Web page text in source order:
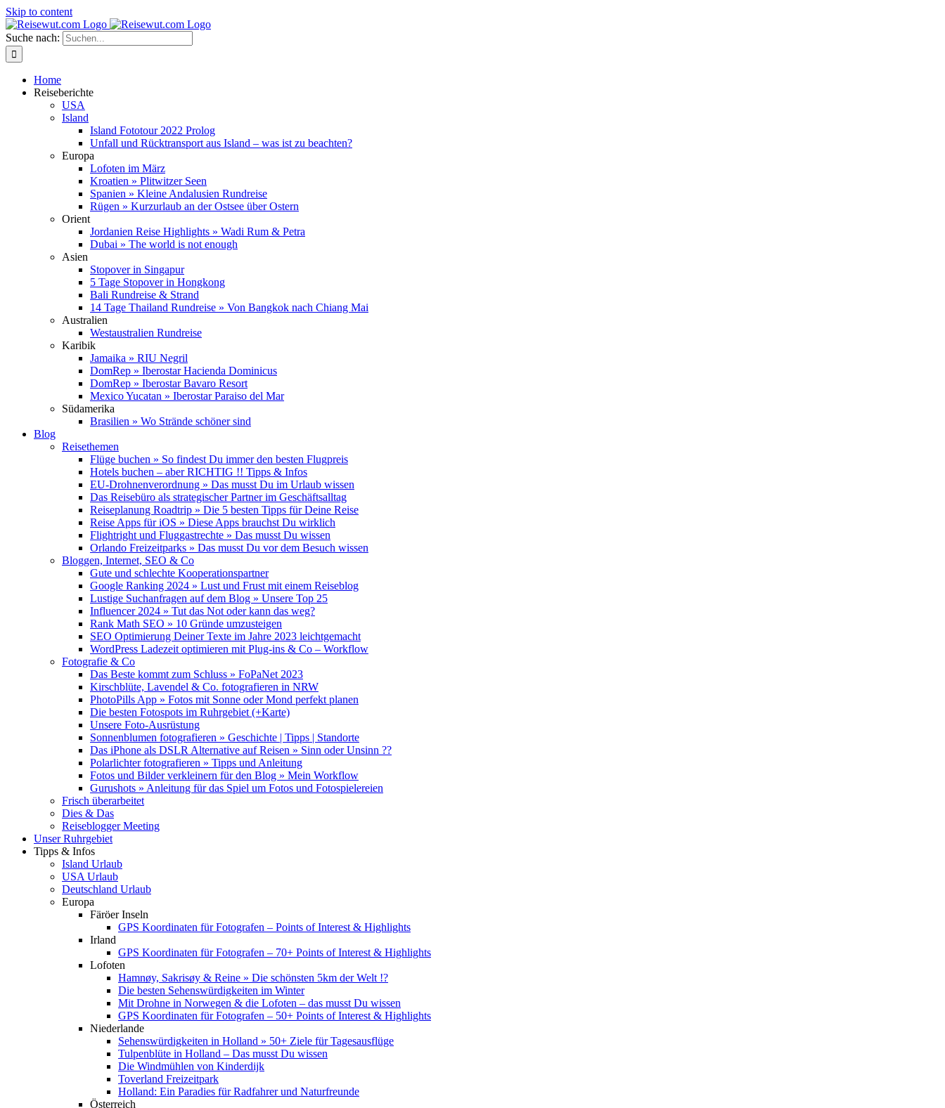
Skip to content
Suche nach:
Home
Reiseberichte
USA
Island
Island Fototour 2022 Prolog
Unfall und Rücktransport aus Island – was ist zu beachten?
Europa
Lofoten im März
Kroatien » Plitwitzer Seen
Spanien » Kleine Andalusien Rundreise
Rügen » Kurzurlaub an der Ostsee über Ostern
Orient
Jordanien Reise Highlights » Wadi Rum & Petra
Dubai » The world is not enough
Asien
Stopover in Singapur
5 Tage Stopover in Hongkong
Bali Rundreise & Strand
14 Tage Thailand Rundreise » Von Bangkok nach Chiang Mai
Australien
Westaustralien Rundreise
Karibik
Jamaika » RIU Negril
DomRep » Iberostar Hacienda Dominicus
DomRep » Iberostar Bavaro Resort
Mexico Yucatan » Iberostar Paraiso del Mar
Südamerika
Brasilien » Wo Strände schöner sind
Blog
Reisethemen
Flüge buchen » So findest Du immer den besten Flugpreis
Hotels buchen – aber RICHTIG !! Tipps & Infos
EU-Drohnenverordnung » Das musst Du im Urlaub wissen
Das Reisebüro als strategischer Partner im Geschäftsalltag
Reiseplanung Roadtrip » Die 5 besten Tipps für Deine Reise
Reise Apps für iOS » Diese Apps brauchst Du wirklich
Flightright und Fluggastrechte » Das musst Du wissen
Orlando Freizeitparks » Das musst Du vor dem Besuch wissen
Bloggen, Internet, SEO & Co
Gute und schlechte Kooperationspartner
Google Ranking 2024 » Lust und Frust mit einem Reiseblog
Lustige Suchanfragen auf dem Blog » Unsere Top 25
Influencer 2024 » Tut das Not oder kann das weg?
Rank Math SEO » 10 Gründe umzusteigen
SEO Optimierung Deiner Texte im Jahre 2023 leichtgemacht
WordPress Ladezeit optimieren mit Plug-ins & Co – Workflow
Fotografie & Co
Das Beste kommt zum Schluss » FoPaNet 2023
Kirschblüte, Lavendel & Co. fotografieren in NRW
PhotoPills App » Fotos mit Sonne oder Mond perfekt planen
Die besten Fotospots im Ruhrgebiet (+Karte)
Unsere Foto-Ausrüstung
Sonnenblumen fotografieren » Geschichte | Tipps | Standorte
Das iPhone als DSLR Alternative auf Reisen » Sinn oder Unsinn ??
Polarlichter fotografieren » Tipps und Anleitung
Fotos und Bilder verkleinern für den Blog » Mein Workflow
Gurushots » Anleitung für das Spiel um Fotos und Fotospielereien
Frisch überarbeitet
Dies & Das
Reiseblogger Meeting
Unser Ruhrgebiet
Tipps & Infos
Island Urlaub
USA Urlaub
Deutschland Urlaub
Europa
Färöer Inseln
GPS Koordinaten für Fotografen – Points of Interest & Highlights
Irland
GPS Koordinaten für Fotografen – 70+ Points of Interest & Highlights
Lofoten
Hamnøy, Sakrisøy & Reine » Die schönsten 5km der Welt !?
Die besten Sehenswürdigkeiten im Winter
Mit Drohne in Norwegen & die Lofoten – das musst Du wissen
GPS Koordinaten für Fotografen – 50+ Points of Interest & Highlights
Niederlande
Sehenswürdigkeiten in Holland » 50+ Ziele für Tagesausflüge
Tulpenblüte in Holland – Das musst Du wissen
Die Windmühlen von Kinderdijk
Toverland Freizeitpark
Holland: Ein Paradies für Radfahrer und Naturfreunde
Österreich